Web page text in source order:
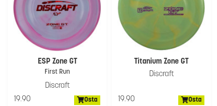
ESP Zone GT
First Run
Discraft
19.90
Osta
Titanium Zone GT
Discraft
19.90 Osta